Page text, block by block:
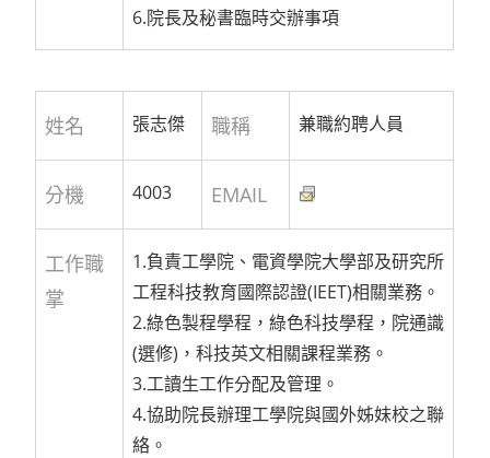
6.院長及秘書臨時交辦事項
姓名 張志傑 職稱 兼職約聘人員
分機 4003 EMAIL
工作職
掌
1.負責工學院、電資學院大學部及研究所
工程科技教育國際認證(IEET)相關業務。
2.綠色製程學程，綠色科技學程，院通識
(選修)，科技英文相關課程業務。
3.工讀生工作分配及管理。
4.協助院長辦理工學院與國外姊妹校之聯
絡。